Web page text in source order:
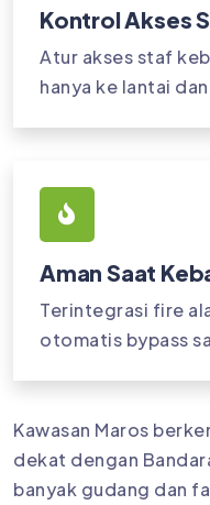
Kontrol Akses
Atur akses staf
hanya ke lantai
Aman Saat
Terintegrasi fire
otomatis bypass
Kawasan Maros
dekat dengan
banyak gudang dan